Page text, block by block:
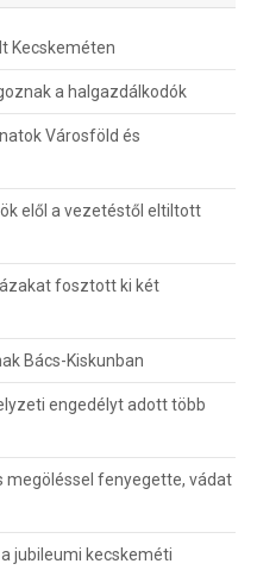
Kecskeméten
a halgazdálkodók
Városföld és
elől a vezetéstől eltiltott
fosztott ki két
Bács-Kiskunban
engedélyt adott több
megöléssel fenyegette, vádat
jubileumi kecskeméti